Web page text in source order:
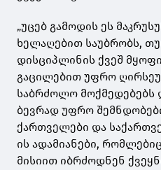
„უცებ გამოდის ეს
ხელაღებით საუბრობს,
დისციპლინის ქვეშ
გაცილებით უფრო
საბრძოლო მოქმედებებს
ბევრად უფრო
ქართველები და
ის ადამიანები,
მისიით იბრძოდნენ